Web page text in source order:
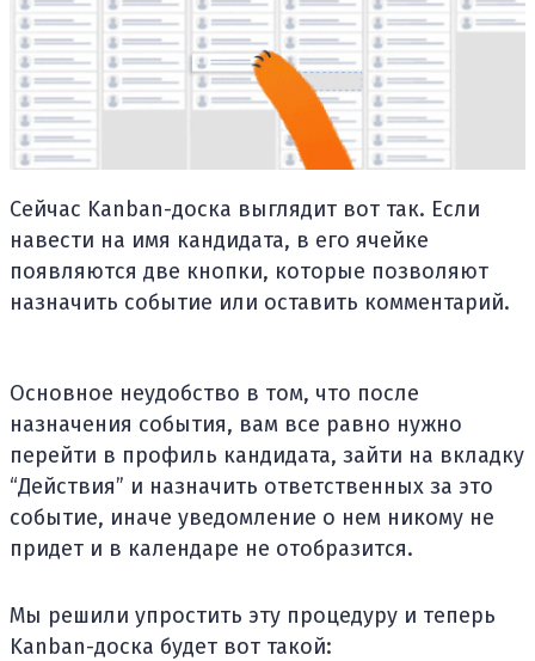
Сейчас Kanban-доска выглядит вот так. Если
навести на имя кандидата, в его ячейке
появляются две кнопки, которые позволяют
назначить событие или оставить комментарий.
Основное неудобство в том, что после
назначения события, вам все равно нужно
перейти в профиль кандидата, зайти на вкладку
“Действия” и назначить ответственных за это
событие, иначе уведомление о нем никому не
придет и в календаре не отобразится.
Мы решили упростить эту процедуру и теперь
Kanban-доска будет вот такой: